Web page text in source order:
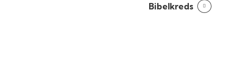
Bibelkreds